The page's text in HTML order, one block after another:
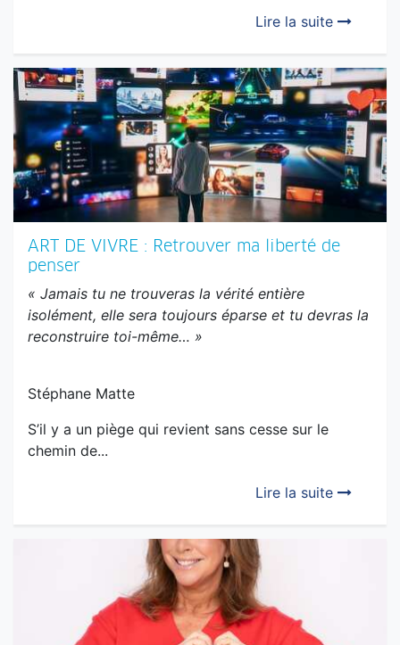
ART DE VIVRE : Retrouver ma liberté de
penser
« Jamais tu ne trouveras la vérité entière
isolément, elle sera toujours éparse et tu devras la
reconstruire toi-même… »
Stéphane Matte
chemin de...
Lire la suite